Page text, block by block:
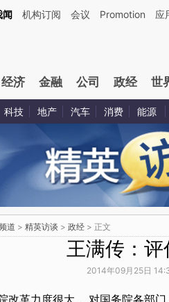
闻 机构订阅 会议 Promotion 应
经济 金融 公司 政经 世
科技 地产 汽车 消费 能源
道 > 精英访谈 > 政经 > 正文
王满传：
2014年09月25日
改革力度很大， 对国务院各部